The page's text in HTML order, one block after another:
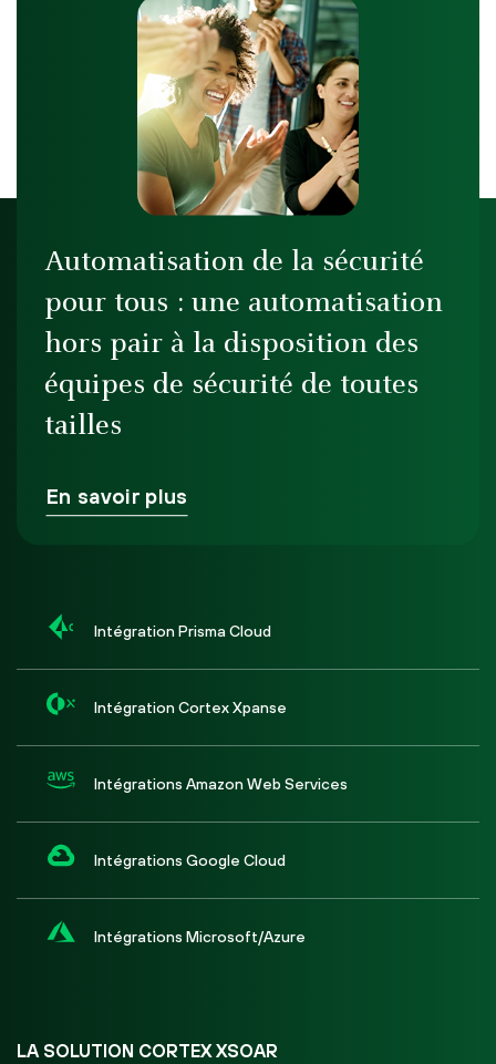
Automatisation de la sécurité
pour tous : une automatisation
hors pair à la disposition des
équipes de sécurité de toutes
tailles
En savoir plus
LA SOLUTION CORTEX XSOAR
Intégration Prisma Cloud
Intégration Cortex Xpanse
Intégrations Amazon Web Services
Intégrations Google Cloud
Intégrations Microsoft/Azure